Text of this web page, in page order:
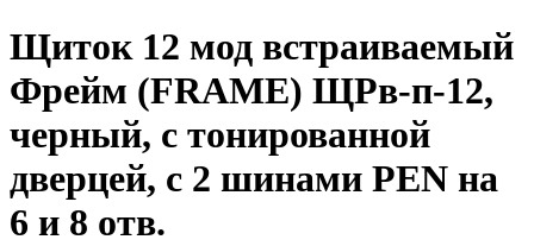
Щиток 12 мод встраиваемый
Фрейм (FRAME) ЩРв-п-12,
черный, с тонированной
дверцей, с 2 шинами PEN на
6 и 8 отв.